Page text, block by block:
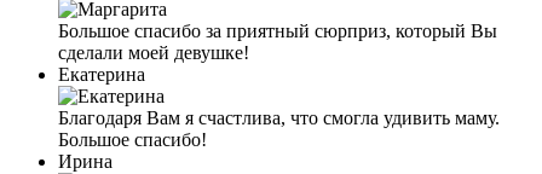
Большое спасибо за приятный сюрприз, который Вы
сделали моей девушке!
Екатерина
Благодаря Вам я счастливa, что смогла удивить маму.
Большое спасибо!
Ирина